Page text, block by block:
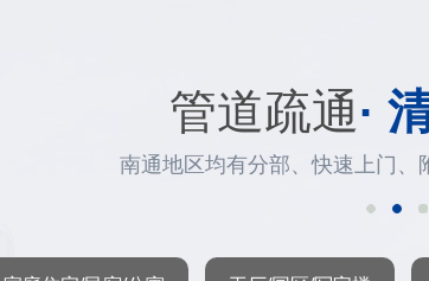
管道疏通·
南通地区均有分部、快速上门、